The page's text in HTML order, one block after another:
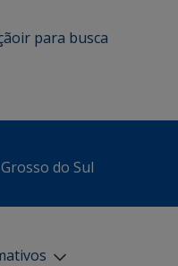
ir para busca
do Sul